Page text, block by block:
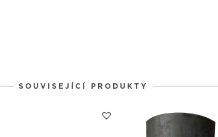
SOUVISEJÍCÍ PRODUKTY